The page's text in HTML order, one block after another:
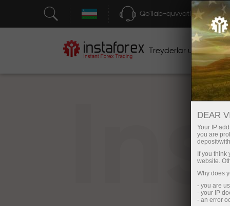
Qo'llab-quvvatlash
Treyderlar uchun
DEAR
Your IP
you are
deposit/
If you
website.
Why does
- you are
- your IP
- an error